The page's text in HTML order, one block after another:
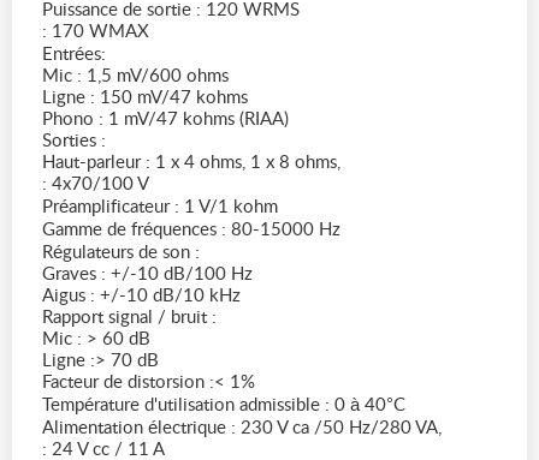
Puissance de sortie : 120 WRMS
: 170 WMAX
Entrées:
Mic : 1,5 mV/600 ohms
Ligne : 150 mV/47 kohms
Phono : 1 mV/47 kohms (RIAA)
Sorties :
Haut-parleur : 1 x 4 ohms, 1 x 8 ohms,
: 4x70/100 V
Préamplificateur : 1 V/1 kohm
Gamme de fréquences : 80-15000 Hz
Régulateurs de son :
Graves : +/-10 dB/100 Hz
Aigus : +/-10 dB/10 kHz
Rapport signal / bruit :
Mic : > 60 dB
Ligne :> 70 dB
Facteur de distorsion :< 1%
Température d'utilisation admissible : 0 à 40°C
Alimentation électrique : 230 V ca /50 Hz/280 VA,
: 24 V cc / 11 A